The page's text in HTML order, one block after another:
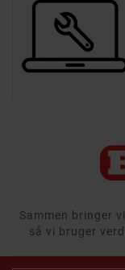
Sammen bringer
så vi bruger